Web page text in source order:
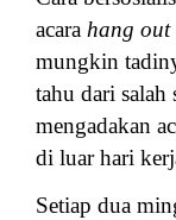
acara hang out
mungkin
tahu dari salah
mengadakan
di luar hari
Setiap dua